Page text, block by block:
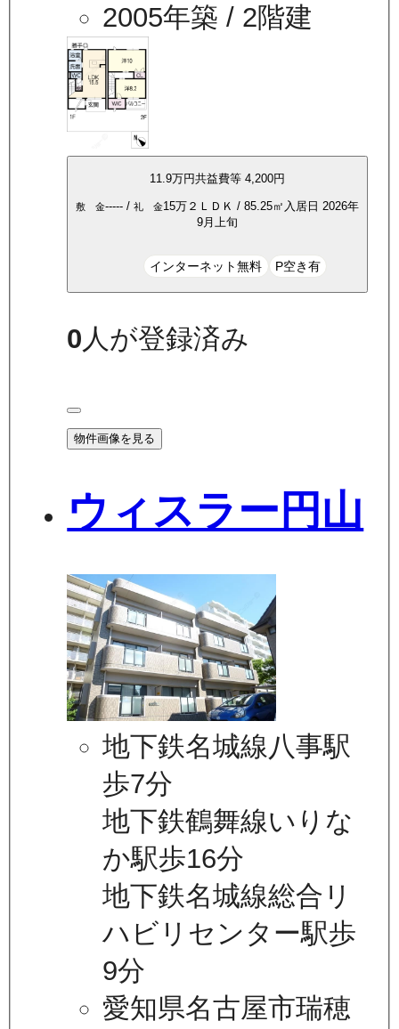
2005年築 / 2階建
11.9万円共益費等 4,200円
敷 金----- / 礼 金15万 ２ＬＤＫ / 85.25㎡ 入居日 2026年
9月上旬
インターネット無料 P空き有
0 人が登録済み
物件画像を見る
ウィスラー円山
地下鉄名城線八事駅
歩7分
地下鉄鶴舞線いりな
か駅歩16分
地下鉄名城線総合リ
ハビリセンター駅歩
9分
愛知県名古屋市瑞穂